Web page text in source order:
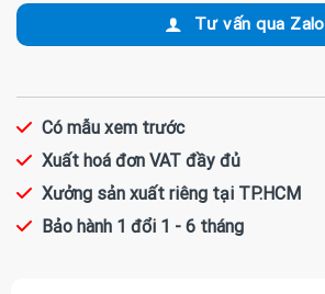
Tư vấn qua Zalo
Có mẫu xem trước
Xuất hoá đơn VAT đầy đủ
Xưởng sản xuất riêng tại TP.HCM
Bảo hành 1 đổi 1 - 6 tháng